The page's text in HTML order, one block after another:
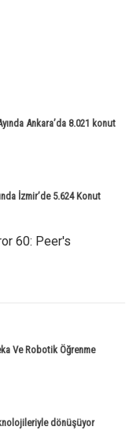
Ankara’da 8.021 konut
İzmir’de 5.624 Konut
60: Peer's
Ve Robotik Öğrenme
dönüşüyor